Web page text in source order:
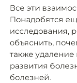
Все эти
Понадобятся
исследования,
объяснить,
также
развития
болезней.